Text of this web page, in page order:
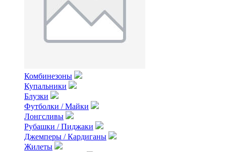
Комбинезоны
Купальники
Блузки
Футболки / Майки
Лонгсливы
Рубашки / Пиджаки
Джемперы / Кардиганы
Жилеты